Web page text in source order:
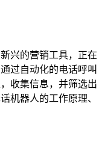
兴的营销工具，正在
过自动化的电话呼叫
收集信息，并筛选出
机器人的工作原理、